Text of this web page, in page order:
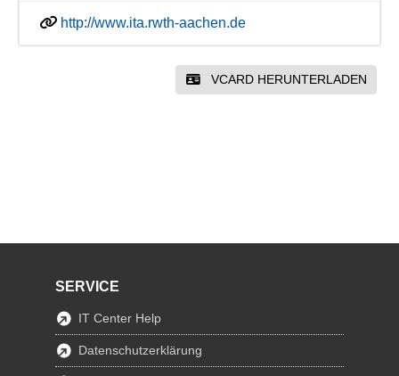
http://www.ita.rwth-aachen.de
VCARD HERUNTERLADEN
SERVICE
IT Center Help
Datenschutzerklärung